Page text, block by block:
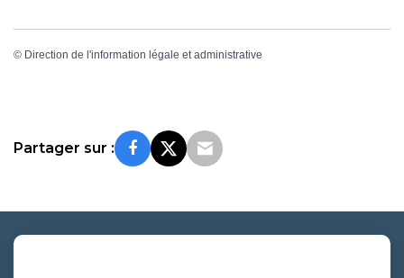
© Direction de l'information légale et administrative
Partager sur :